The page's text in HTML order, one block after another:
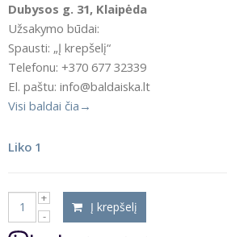
Dubysos g. 31, Klaipėda
Užsakymo būdai:
Spausti: „Į krepšelį“
Telefonu: +370 677 32339
El. paštu: info@baldaiska.lt
Visi baldai čia→
Liko 1
Į krepšelį